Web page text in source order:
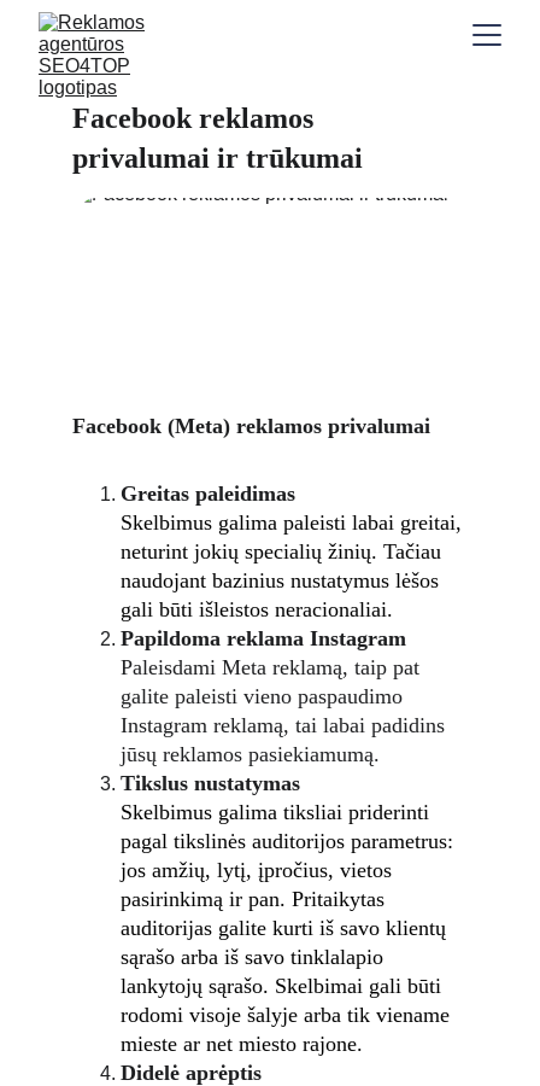
Facebook reklamos
privalumai ir trūkumai
Facebook (Meta) reklamos privalumai
Greitas paleidimas
Skelbimus galima paleisti labai greitai,
neturint jokių specialių žinių. Tačiau
naudojant bazinius nustatymus lėšos
gali būti išleistos neracionaliai.
Papildoma reklama Instagram
Paleisdami Meta reklamą, taip pat
galite paleisti vieno paspaudimo
Instagram reklamą, tai labai padidins
jūsų reklamos pasiekiamumą.
Tikslus nustatymas
Skelbimus galima tiksliai priderinti
pagal tikslinės auditorijos parametrus:
jos amžių, lytį, įpročius, vietos
pasirinkimą ir pan. Pritaikytas
auditorijas galite kurti iš savo klientų
sąrašo arba iš savo tinklalapio
lankytojų sąrašo. Skelbimai gali būti
rodomi visoje šalyje arba tik viename
mieste ar net miesto rajone.
Didelė aprėptis